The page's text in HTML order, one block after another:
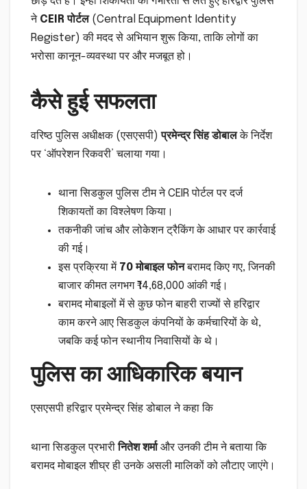
ने CEIR पोर्टल(Central Equipment Identity
Register) की मदद से अभियान शुरू किया, ताकि लोगों का
भरोसा कानून-व्यवस्था पर और मजबूत हो।
कैसे हुई सफलता
वरिष्ठ पुलिस अधीक्षक (एसएसपी)प्रमेन्द्र सिंह डोबालके निर्देश
पर ‘ऑपरेशन रिकवरी’ चलाया गया।
थाना सिडकुल पुलिस टीम ने CEIR पोर्टल पर दर्ज
शिकायतों का विश्लेषण किया।
तकनीकी जांच और लोकेशन ट्रैकिंग के आधार पर कार्रवाई
की गई।
इस प्रक्रिया में 70 मोबाइल फोनबरामद किए गए, जिनकी
बाजार कीमत लगभग ₹14,68,000 आंकी गई।
बरामद मोबाइलों में से कुछ फोन बाहरी राज्यों से हरिद्वार
काम करने आए सिडकुल कंपनियों के कर्मचारियों के थे,
जबकि कई फोन स्थानीय निवासियों के थे।
पुलिस का आधिकारिक बयान
एसएसपी हरिद्वार प्रमेन्द्र सिंह डोबाल ने कहा कि
थाना सिडकुल प्रभारीनितेश शर्माऔर उनकी टीम ने बताया कि
बरामद मोबाइल शीघ्र ही उनके असली मालिकों को लौटाए जाएंगे।